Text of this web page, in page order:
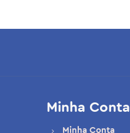
Minha Conta
Minha Conta